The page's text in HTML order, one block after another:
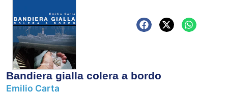
Bandiera gialla colera a bordo
Emilio Carta